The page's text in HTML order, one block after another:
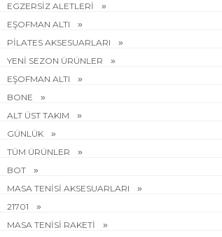
EGZERSİZ ALETLERİ
EŞOFMAN ALTI
PİLATES AKSESUARLARI
YENİ SEZON ÜRÜNLER
EŞOFMAN ALTI
BONE
ALT ÜST TAKIM
GÜNLÜK
TÜM ÜRÜNLER
BOT
MASA TENİSİ AKSESUARLARI
21701
MASA TENİSİ RAKETİ